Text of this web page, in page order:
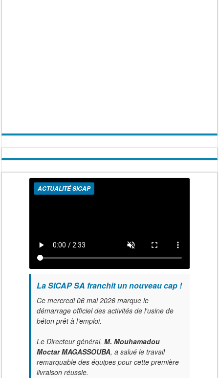
ACTUALITÉ SICAP
La SICAP SA franchit un nouveau cap !
Ce mercredi 06 mai 2026 marque le
démarrage officiel des activités de l'usine de
béton prêt à l’emploi.
Le Directeur général, M. Mouhamadou
Moctar MAGASSOUBA, a salué le travail
remarquable des équipes pour cette première
livraison réussie.